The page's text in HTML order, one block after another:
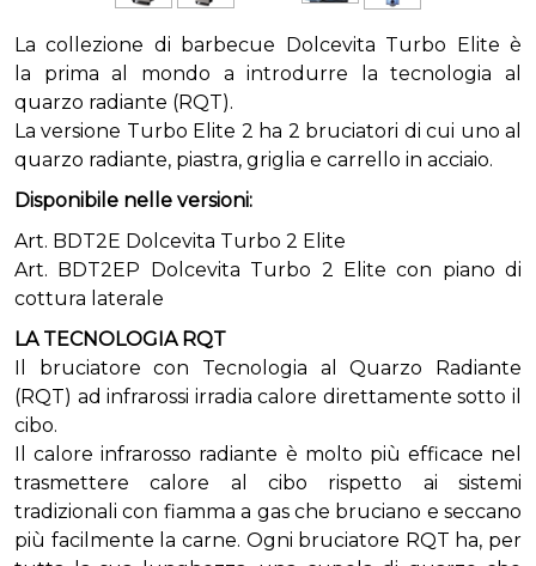
La collezione di barbecue Dolcevita Turbo Elite è
la prima al mondo a introdurre la tecnologia al
quarzo radiante (RQT).
La versione Turbo Elite 2 ha 2 bruciatori di cui uno al
quarzo radiante, piastra, griglia e carrello in acciaio.
Disponibile nelle versioni:
Art. BDT2E Dolcevita Turbo 2 Elite
Art. BDT2EP Dolcevita Turbo 2 Elite con piano di
cottura laterale
LA TECNOLOGIA RQT
Il bruciatore con Tecnologia al Quarzo Radiante
(RQT) ad infrarossi irradia calore direttamente sotto il
cibo.
Il calore infrarosso radiante è molto più efficace nel
trasmettere calore al cibo rispetto ai sistemi
tradizionali con fiamma a gas che bruciano e seccano
più facilmente la carne. Ogni bruciatore RQT ha, per